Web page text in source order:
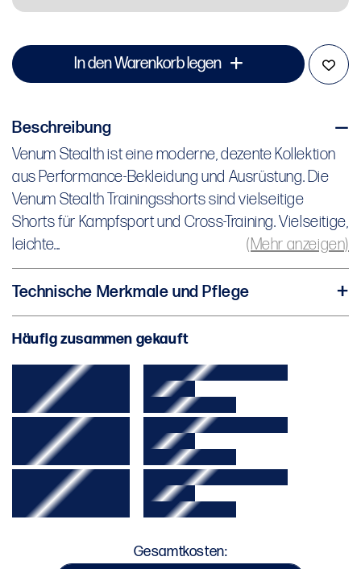
In den Warenkorb legen
Beschreibung
Venum Stealth ist eine moderne, dezente Kollektion
aus Performance-Bekleidung und Ausrüstung. Die
Venum Stealth Trainingsshorts sind vielseitige
Shorts für Kampfsport und Cross-Training.
Schnelltrocknender, feuchtigkeitsableitender Stoff
Trainiere komfortabel und gib mit voller Power Gas.
Kombiniere die Trainingsshorts für Herren mit
weiteren Teilen der Venum Stealth Kollektion.
Venum Stealth ist eine moderne, dezente Kollektion
aus Performance-Bekleidung und Ausrüstung. Die
Venum Stealth Trainingsshorts sind vielseitige
Shorts für Kampfsport und Cross-Training. Vielseitige,
leichte...
(Mehr anzeigen)
Technische Merkmale und Pflege
Vielseitige leichte Performance-Shorts
Schnelltrocknender, feuchtigkeitsableitender Stoff
Sportliche Passform
Endet auf halber Oberschenkelhöhe
Elastischer Bund mit innenliegender Kordel zur
Weitenregulierung
Sublimations- und Siebdruckgrafiken
Bei 30°C kalt waschen
Mit ähnlichen Farben waschen
Nicht im Trockner trocknen
Kein Bleichmittel verwenden
Häufig zusammen gekauft
Gesamtkosten: